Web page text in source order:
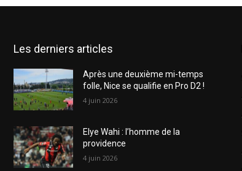
Les derniers articles
Après une deuxième mi-temps
folle, Nice se qualifie en Pro D2 !
4 juin 2026
Elye Wahi : l’homme de la
providence
4 juin 2026